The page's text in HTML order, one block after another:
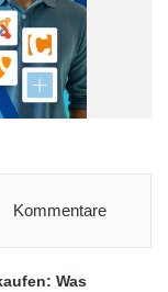
und eine
fördern sowohl die
Vertrauen in die
wann welche
minimieren
Kommentare
Was